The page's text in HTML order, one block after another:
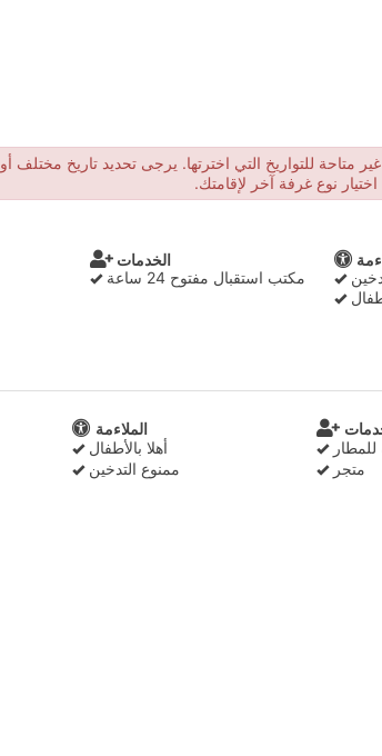
متاحة للتواريخ التي اخترتها. يرجى تحديد تاريخ مختلف أو
اختيار نوع غرفة آخر لإقامتك.
الخدمات
مكتب استقبال مفتوح 24 ساعة
الملاءمة
أهلا بالأطفال
ممنوع التدخين
متجر